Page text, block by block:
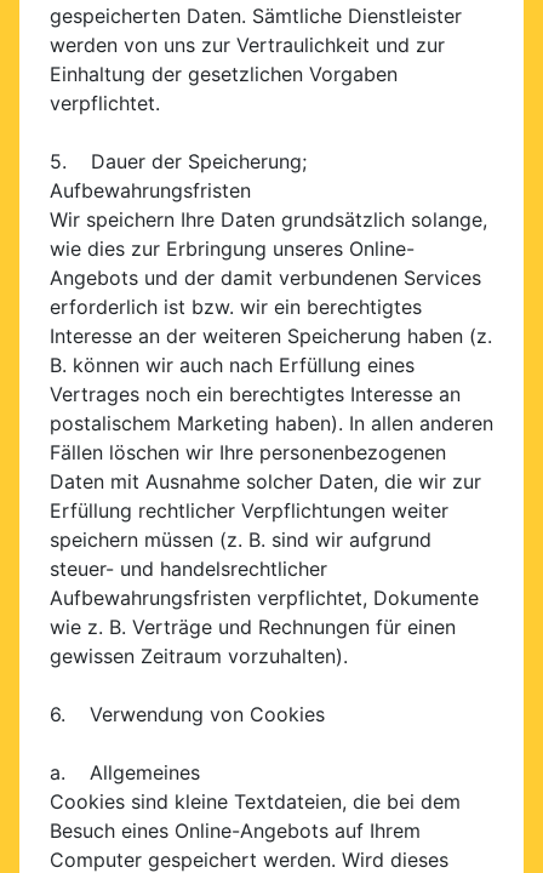
gespeicherten Daten. Sämtliche Dienstleister
werden von uns zur Vertraulichkeit und zur
Einhaltung der gesetzlichen Vorgaben
verpflichtet.
5. Dauer der Speicherung;
Aufbewahrungsfristen
Wir speichern Ihre Daten grundsätzlich solange,
wie dies zur Erbringung unseres Online-
Angebots und der damit verbundenen Services
erforderlich ist bzw. wir ein berechtigtes
Interesse an der weiteren Speicherung haben (z.
B. können wir auch nach Erfüllung eines
Vertrages noch ein berechtigtes Interesse an
postalischem Marketing haben). In allen anderen
Fällen löschen wir Ihre personenbezogenen
Daten mit Ausnahme solcher Daten, die wir zur
Erfüllung rechtlicher Verpflichtungen weiter
speichern müssen (z. B. sind wir aufgrund
steuer- und handelsrechtlicher
Aufbewahrungsfristen verpflichtet, Dokumente
wie z. B. Verträge und Rechnungen für einen
gewissen Zeitraum vorzuhalten).
6. Verwendung von Cookies
a. Allgemeines
Cookies sind kleine Textdateien, die bei dem
Besuch eines Online-Angebots auf Ihrem
Computer gespeichert werden. Wird dieses